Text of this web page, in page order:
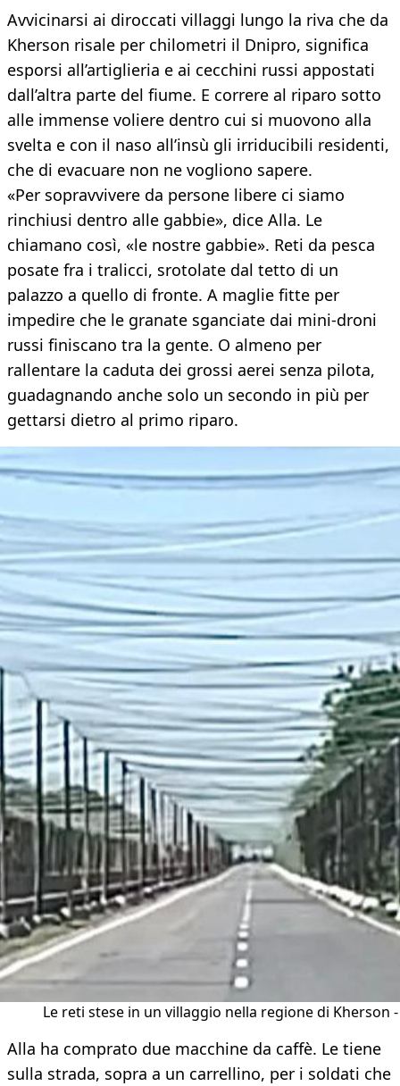
Avvicinarsi ai diroccati villaggi lungo la riva che da
Kherson risale per chilometri il Dnipro, significa
esporsi all’artiglieria e ai cecchini russi appostati
dall’altra parte del fiume. E correre al riparo sotto
alle immense voliere dentro cui si muovono alla
svelta e con il naso all’insù gli irriducibili residenti,
che di evacuare non ne vogliono sapere.
«Per sopravvivere da persone libere ci siamo
rinchiusi dentro alle gabbie», dice Alla. Le
chiamano così, «le nostre gabbie». Reti da pesca
posate fra i tralicci, srotolate dal tetto di un
palazzo a quello di fronte. A maglie fitte per
impedire che le granate sganciate dai mini-droni
russi finiscano tra la gente. O almeno per
rallentare la caduta dei grossi aerei senza pilota,
guadagnando anche solo un secondo in più per
gettarsi dietro al primo riparo.
Le reti stese in un villaggio nella regione di Kherson -
Alla ha comprato due macchine da caffè. Le tiene
sulla strada, sopra a un carrellino, per i soldati che